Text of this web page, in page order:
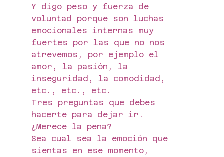
Y digo peso y fuerza de
voluntad porque son luchas
emocionales internas muy
fuertes por las que no nos
atrevemos, por ejemplo el
amor, la pasión, la
inseguridad, la comodidad,
etc., etc., etc.
Tres preguntas que debes
hacerte para dejar ir.
¿Merece la pena?
Sea cual sea la emoción que
sientas en ese momento,